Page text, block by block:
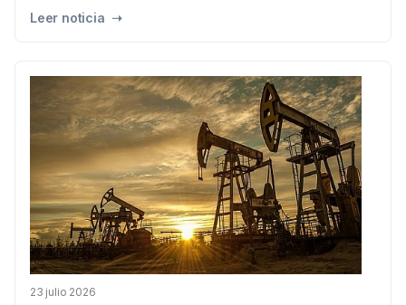
Leer noticia ➝
23 julio 2026